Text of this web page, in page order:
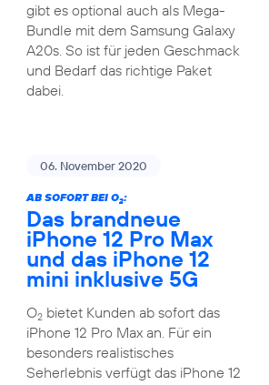
gibt es optional auch als Mega-
Bundle mit dem Samsung Galaxy
A20s. So ist für jeden Geschmack
und Bedarf das richtige Paket
dabei.
06. November 2020
AB SOFORT BEI O2:
Das brandneue
iPhone 12 Pro Max
und das iPhone 12
mini inklusive 5G
O2bietet Kunden ab sofort das
iPhone 12 Pro Max an. Für ein
besonders realistisches
Seherlebnis verfügt das iPhone 12